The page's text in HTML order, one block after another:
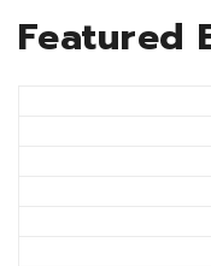
Featured